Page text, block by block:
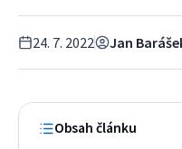
24. 7. 2022 Jan
Obsah článku